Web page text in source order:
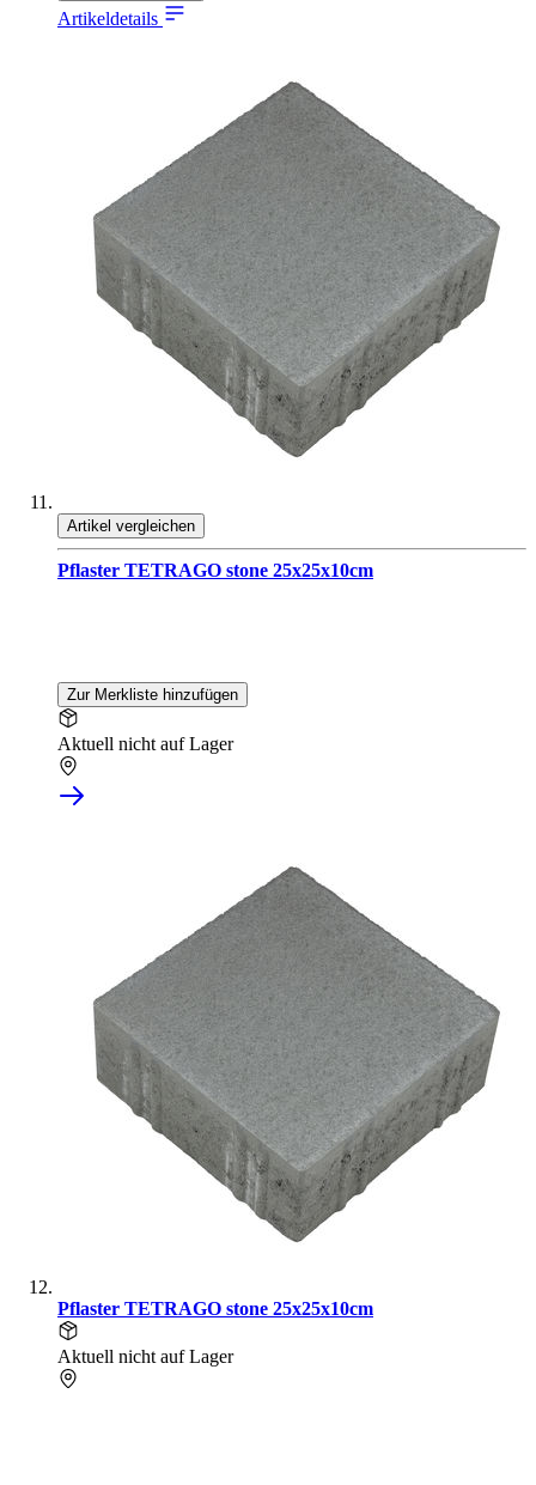
Artikeldetails
Artikel vergleichen
Pflaster TETRAGO stone 25x25x10cm
Zur Merkliste hinzufügen
Aktuell nicht auf Lager
Pflaster TETRAGO stone 25x25x10cm
Aktuell nicht auf Lager